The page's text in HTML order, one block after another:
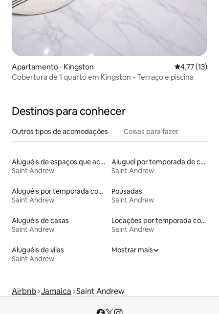
Apartamento ⋅ Kingston 4,77 de uma
4,77 (13)
Cobertura de 1 quarto em Kingston • Terraço e piscina
Destinos para conhecer
Outros tipos de acomodações Coisas para fazer
Aluguéis de espaços que aceitam animais de estimação
Saint Andrew
Aluguel por temporada de casas de hóspedes
Saint Andrew
Aluguéis por temporada com suítes privativas
Saint Andrew
Pousadas
Saint Andrew
Aluguéis de casas
Saint Andrew
Locações por temporada com piscina
Saint Andrew
Aluguéis de vilas
Saint Andrew
Mostrar mais
Airbnb Jamaica Saint Andrew